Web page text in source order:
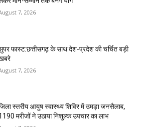
7, 2026
फास्ट:छत्तीसगढ़ के साथ देश-प्रदेश की चर्चित बड़ी
7, 2026
स्तरीय आयुष स्वास्थ्य शिविर में उमड़ा जनसैलाब,
मरीजों ने उठाया निशुल्क उपचार का लाभ